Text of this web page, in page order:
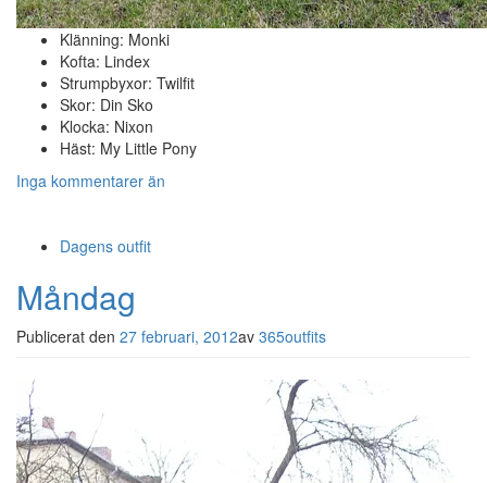
Klänning: Monki
Kofta: Lindex
Strumpbyxor: Twilfit
Skor: Din Sko
Klocka: Nixon
Häst: My Little Pony
Inga kommentarer än
Dagens outfit
Måndag
Publicerat den 27 februari, 2012av 365outfits